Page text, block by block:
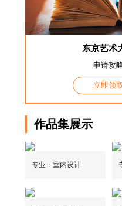
东京艺术
申请攻
立即领取
作品集展示
专业：室内设计